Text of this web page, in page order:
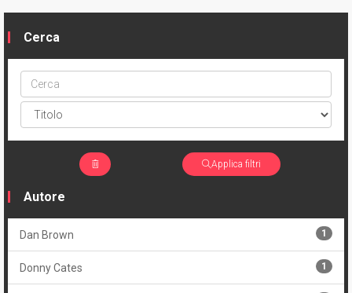
Cerca
Cerca
ptype
Applica filtri
Autore
Dan Brown 1
Donny Cates 1